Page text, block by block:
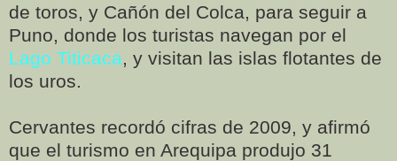
de toros, y Cañón del Colca, para seguir a
Puno, donde los turistas navegan por el
Lago Titicaca , y visitan las islas flotantes de
los uros.
Cervantes recordó cifras de 2009, y afirmó
que el turismo en Arequipa produjo 31